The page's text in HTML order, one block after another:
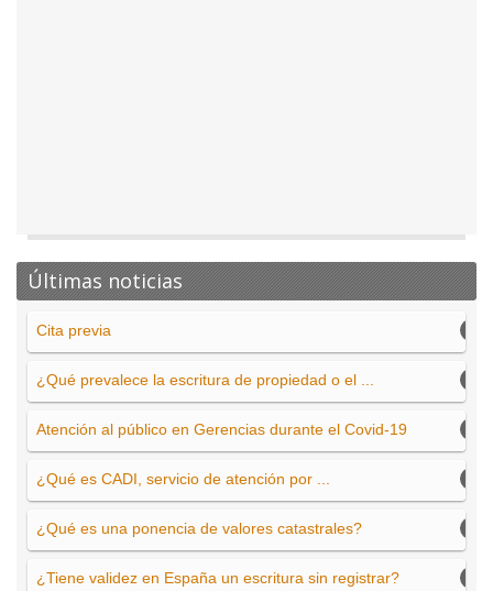
Últimas noticias
Cita previa
¿Qué prevalece la escritura de propiedad o el ...
Atención al público en Gerencias durante el Covid-19
¿Qué es CADI, servicio de atención por ...
¿Qué es una ponencia de valores catastrales?
¿Tiene validez en España un escritura sin registrar?